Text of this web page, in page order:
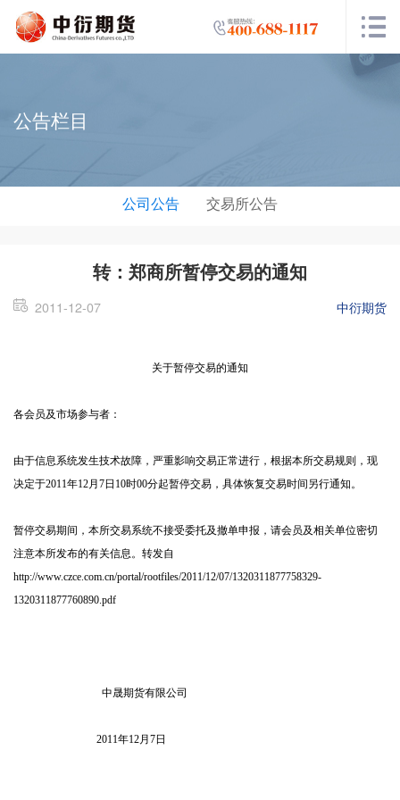
公告栏目
公司公告 交易所公告
转：郑商所暂停交易的通知
2011-12-07 中衍期货
关于暂停交易的通知
各会员及市场参与者：
由于信息系统发生技术故障，严重影响交易正常进行，根据本所交易规则，现
决定于2011年12月7日10时00分起暂停交易，具体恢复交易时间另行通知。
暂停交易期间，本所交易系统不接受委托及撤单申报，请会员及相关单位密切
注意本所发布的有关信息。转发自
http://www.czce.com.cn/portal/rootfiles/2011/12/07/1320311877758329-
1320311877760890.pdf
中晟期货有限公司
2011年12月7日